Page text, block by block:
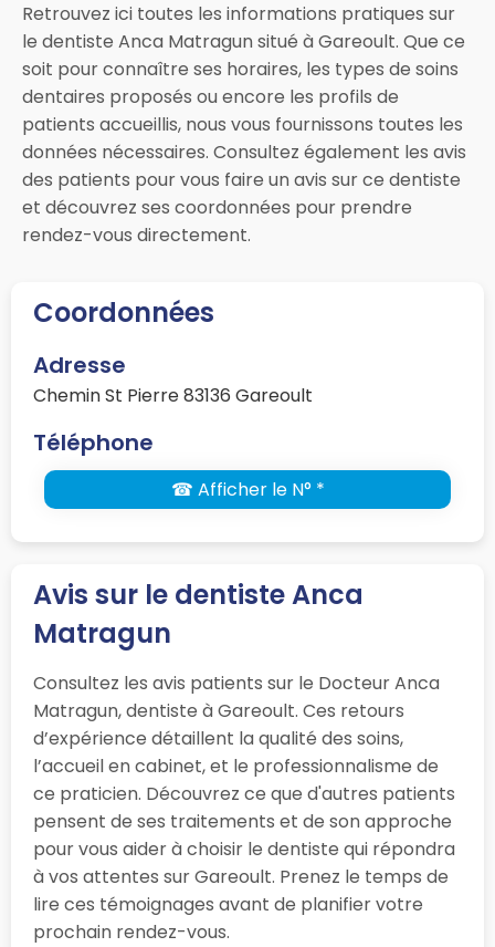
Retrouvez ici toutes les informations pratiques sur
le dentiste Anca Matragun situé à Gareoult. Que ce
soit pour connaître ses horaires, les types de soins
dentaires proposés ou encore les profils de
patients accueillis, nous vous fournissons toutes les
données nécessaires. Consultez également les avis
des patients pour vous faire un avis sur ce dentiste
et découvrez ses coordonnées pour prendre
rendez-vous directement.
Coordonnées
Adresse
Chemin St Pierre 83136 Gareoult
Téléphone
☎ Afficher le N° *
Avis sur le dentiste Anca
Matragun
Consultez les avis patients sur le Docteur Anca
Matragun, dentiste à Gareoult. Ces retours
d’expérience détaillent la qualité des soins,
l’accueil en cabinet, et le professionnalisme de
ce praticien. Découvrez ce que d'autres patients
pensent de ses traitements et de son approche
pour vous aider à choisir le dentiste qui répondra
à vos attentes sur Gareoult. Prenez le temps de
lire ces témoignages avant de planifier votre
prochain rendez-vous.